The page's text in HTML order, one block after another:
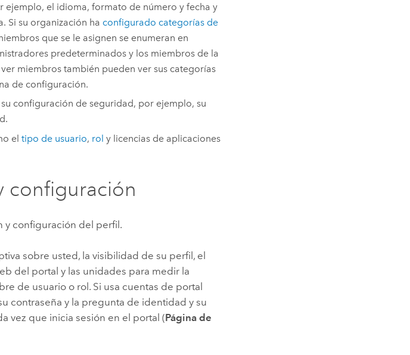
ejemplo, el idioma, formato de número y fecha y
Si su organización ha configurado categorías de
que se le asignen se enumeran en
predeterminados y los miembros de la
miembros también pueden ver sus categorías
de configuración.
configuración de seguridad, por ejemplo, su
el tipo de usuario, rol y licencias de aplicaciones
configuración
y configuración del perfil.
sobre usted, la visibilidad de su perfil, el
del portal y las unidades para medir la
de usuario o rol. Si usa cuentas de portal
contraseña y la pregunta de identidad y su
vez que inicia sesión en el portal (Página de